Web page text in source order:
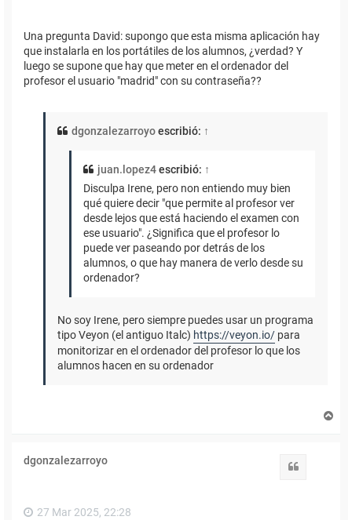
Una pregunta David: supongo que esta misma aplicación hay
que instalarla en los portátiles de los alumnos, ¿verdad? Y
luego se supone que hay que meter en el ordenador del
profesor el usuario "madrid" con su contraseña??
dgonzalezarroyoescribió: ↑
juan.lopez4escribió: ↑
Disculpa Irene, pero non entiendo muy bien
qué quiere decir "que permite al profesor ver
desde lejos que está haciendo el examen con
ese usuario". ¿Significa que el profesor lo
puede ver paseando por detrás de los
alumnos, o que hay manera de verlo desde su
ordenador?
No soy Irene, pero siempre puedes usar un programa
tipo Veyon (el antiguo Italc) https://veyon.io/ para
monitorizar en el ordenador del profesor lo que los
alumnos hacen en su ordenador
dgonzalezarroyo
27 Mar 2025, 22:28